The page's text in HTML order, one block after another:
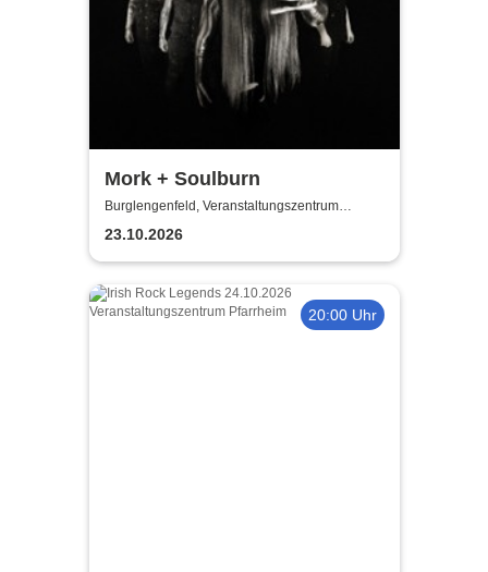
Mork + Soulburn
Burglengenfeld, Veranstaltungszentrum
Pfarrheim
23.10.2026
20:00 Uhr